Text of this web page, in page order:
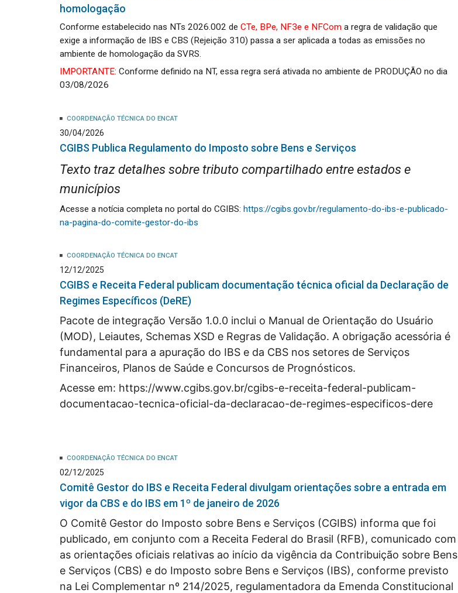
homologação
Conforme estabelecido nas NTs 2026.002 de CTe, BPe, NF3e e NFComa regra de validação que
exige a informação de IBS e CBS (Rejeição 310) passa a ser aplicada a todas as emissões no
ambiente de homologação da SVRS.
IMPORTANTE: Conforme definido na NT, essa regra será ativada no ambiente de PRODUÇÃO no dia
03/08/2026
COORDENAÇÃO TÉCNICA DO ENCAT
30/04/2026
CGIBS Publica Regulamento do Imposto sobre Bens e Serviços
Texto traz detalhes sobre tributo compartilhado entre estados e
municípios
Acesse a notícia completa no portal do CGIBS: https://cgibs.gov.br/regulamento-do-ibs-e-publicado-
na-pagina-do-comite-gestor-do-ibs
COORDENAÇÃO TÉCNICA DO ENCAT
12/12/2025
CGIBS e Receita Federal publicam documentação técnica oficial da Declaração de
Regimes Específicos (DeRE)
Pacote de integração Versão 1.0.0 inclui o Manual de Orientação do Usuário
(MOD), Leiautes, Schemas XSD e Regras de Validação. A obrigação acessória é
fundamental para a apuração do IBS e da CBS nos setores de Serviços
Financeiros, Planos de Saúde e Concursos de Prognósticos.
Acesse em: https://www.cgibs.gov.br/cgibs-e-receita-federal-publicam-
documentacao-tecnica-oficial-da-declaracao-de-regimes-especificos-dere
COORDENAÇÃO TÉCNICA DO ENCAT
02/12/2025
Comitê Gestor do IBS e Receita Federal divulgam orientações sobre a entrada em
vigor da CBS e do IBS em 1º de janeiro de 2026
O Comitê Gestor do Imposto sobre Bens e Serviços (CGIBS) informa que foi
publicado, em conjunto com a Receita Federal do Brasil (RFB), comunicado com
as orientações oficiais relativas ao início da vigência da Contribuição sobre Bens
e Serviços (CBS) e do Imposto sobre Bens e Serviços (IBS), conforme previsto
na Lei Complementar nº 214/2025, regulamentadora da Emenda Constitucional